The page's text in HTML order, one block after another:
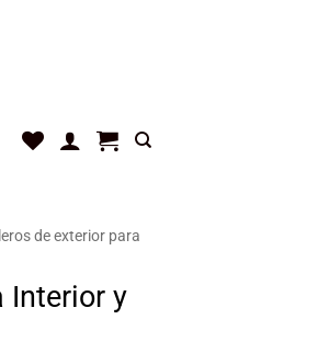
de exterior para
Interior y